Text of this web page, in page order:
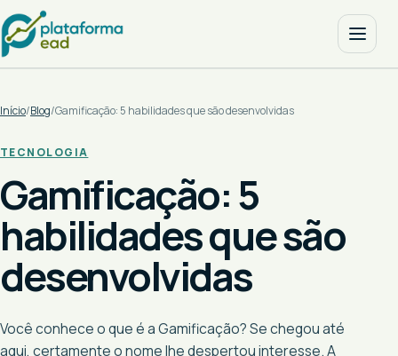
Início/Blog/Gamificação: 5 habilidades que são desenvolvidas
TECNOLOGIA
Gamificação: 5
habilidades que são
desenvolvidas
Você conhece o que é a Gamificação? Se chegou até
aqui, certamente o nome lhe despertou interesse. A